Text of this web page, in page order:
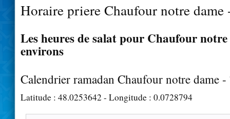
Horaire priere Chaufour notre dame
Les heures de salat pour Chaufour notre
environs
Calendrier ramadan Chaufour notre dame
Latitude : 48.0253642 - Longitude : 0.0728794